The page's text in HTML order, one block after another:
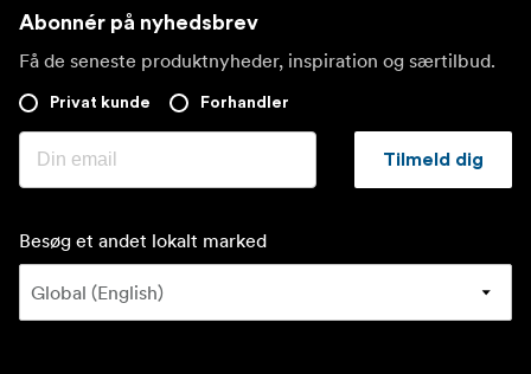
Abonnér på nyhedsbrev
Få de seneste produktnyheder, inspiration og særtilbud.
Privat kunde Forhandler
Tilmeld dig
Besøg et andet lokalt marked